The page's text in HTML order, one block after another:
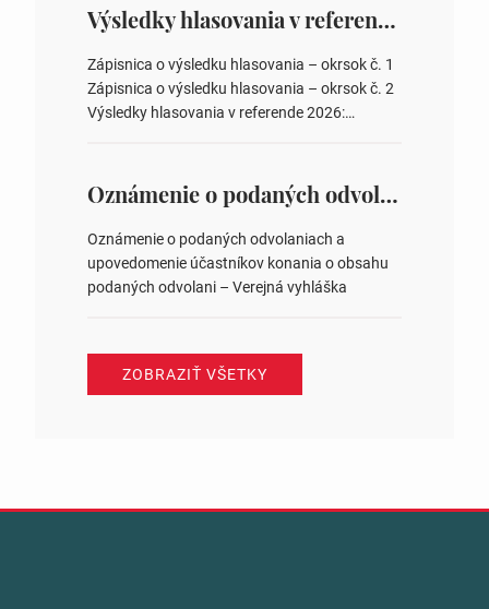
overovateľov zápisnice 3. Určenie volebných
obvodov pre voľby poslancov obecných
zastupiteľstiev, počtu poslancov obecných
zastupiteľstiev v nich 4. Schválenie odpredaja
obecného pozemku –…
Výsledky hlasovania v referende 2026
Zápisnica o výsledku hlasovania – okrsok č. 1
Zápisnica o výsledku hlasovania – okrsok č. 2
Výsledky hlasovania v referende 2026:
ysledky.html
Oznámenie o podaných odvolaniach a upovedomenie účastníkov konania o obsahu podaných odvolani – Verejná vyhláška
Oznámenie o podaných odvolaniach a
upovedomenie účastníkov konania o obsahu
podaných odvolani – Verejná vyhláška
ZOBRAZIŤ VŠETKY